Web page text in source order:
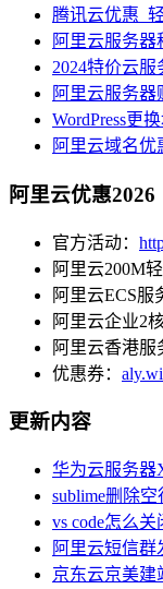
腾讯云优惠_
阿里云服务器
2024特价云
阿里云服务器
WordPress更
阿里云域名优
阿里云优惠2026
官方活动：
阿里云200M
阿里云ECS服
阿里云企业2
阿里云香港服
优惠券：
更新内容
华为云服务器
sublime删除
vs code怎么关
阿里云短信
京东云京美建